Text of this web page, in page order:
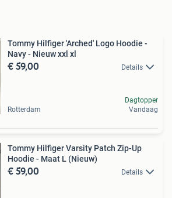
Tommy Hilfiger 'Arched' Logo Hoodie -
Navy - Nieuw xxl xl
€ 59,00 Details
Rotterdam
Dagtopper
Vandaag
Tommy Hilfiger Varsity Patch Zip-Up
Hoodie - Maat L (Nieuw)
€ 59,00 Details